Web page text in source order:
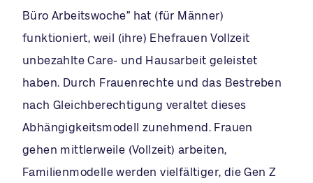
Büro Arbeitswoche” hat (für Männer)
funktioniert, weil (ihre) Ehefrauen Vollzeit
unbezahlte Care- und Hausarbeit geleistet
haben. Durch Frauenrechte und das Bestreben
nach Gleichberechtigung veraltet dieses
Abhängigkeitsmodell zunehmend. Frauen
gehen mittlerweile (Vollzeit) arbeiten,
Familienmodelle werden vielfältiger, die Gen Z